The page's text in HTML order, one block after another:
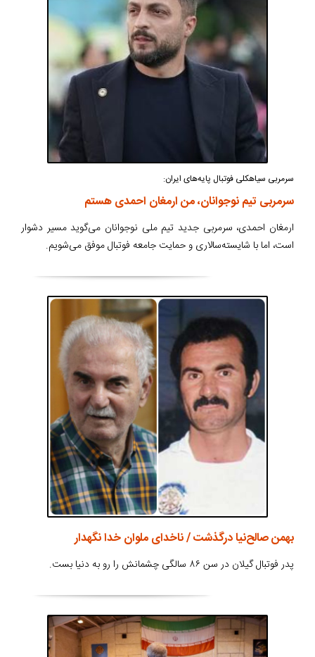
سرمربی سیاهکلی فوتبال پایه‌های ایران:
سرمربی تیم نوجوانان، من ارمغان احمدی هستم
ارمغان احمدی، سرمربی جدید تیم ملی نوجوانان می‌گوید مسیر دشوار
است، اما با شایسته‌سالاری و حمایت جامعه فوتبال موفق می‌شویم.
بهمن صالح‌نیا درگذشت / ناخدای ملوان خدا نگهدار
پدر فوتبال گیلان در سن ۸۶ سالگی چشمانش را رو به دنیا بست.